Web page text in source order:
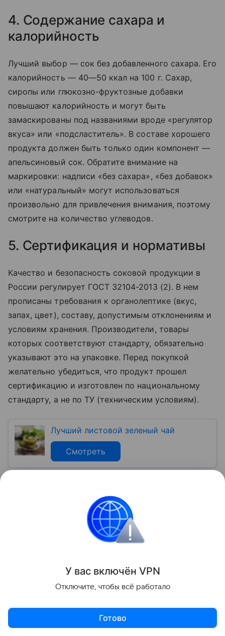
4. Содержание сахара и
калорийность
Лучший выбор — сок без добавленного сахара. Его
калорийность — 40—50 ккал на 100 г. Сахар,
сиропы или глюкозно-фруктозные добавки
повышают калорийность и могут быть
замаскированы под названиями вроде «регулятор
вкуса» или «подсластитель». В составе хорошего
продукта должен быть только один компонент —
апельсиновый сок. Обратите внимание на
маркировки: надписи «без сахара», «без добавок»
или «натуральный» могут использоваться
произвольно для привлечения внимания, поэтому
смотрите на количество углеводов.
5. Сертификация и нормативы
Качество и безопасность соковой продукции в
России регулирует ГОСТ 32104-2013 (2). В нем
прописаны требования к органолептике (вкус,
запах, цвет), составу, допустимым отклонениям и
условиям хранения. Производители, товары
которых соответствуют стандарту, обязательно
указывают это на упаковке. Перед покупкой
желательно убедиться, что продукт прошел
сертификацию и изготовлен по национальному
стандарту, а не по ТУ (техническим условиям).
Лучший листовой зеленый чай
Смотреть
Кондитер Валерия Высочинарассказала, почему
апельсиновый сок полезно пить на завтрак:
У вас включён VPN
Отключите, чтобы всё работало
Готово